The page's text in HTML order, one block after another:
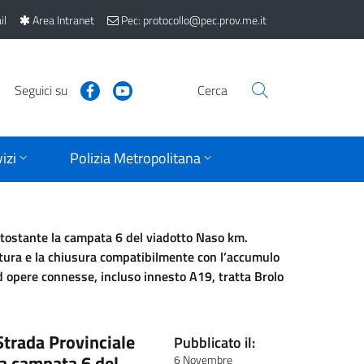
Area Intranet Pec: protocollo@pec.prov.me.it
Seguici su Cerca
Polizia Metropolitana
la campata 6 del viadotto Naso km.
e la chiusura compatibilmente con l’accumulo
connesse, incluso innesto A19, tratta Brolo
Provinciale
Pubblicato il:
6 Novembre